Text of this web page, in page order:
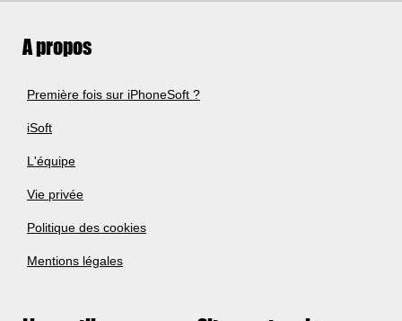
A propos
Première fois sur iPhoneSoft ?
iSoft
L'équipe
Vie privée
Politique des cookies
Mentions légales